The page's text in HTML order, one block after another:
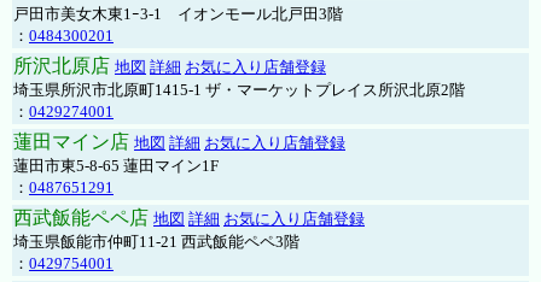
戸田市美女木東1ｰ3‐1 イオンモール北戸田3階
： 0484300201
所沢北原店 地図 詳細 お気に入り店舗登録
埼玉県所沢市北原町1415-1 ザ・マーケットプレイス所沢北原2階
： 0429274001
蓮田マイン店 地図 詳細 お気に入り店舗登録
蓮田市東5-8-65 蓮田マイン1F
： 0487651291
西武飯能ペペ店 地図 詳細 お気に入り店舗登録
埼玉県飯能市仲町11-21 西武飯能ペペ3階
： 0429754001